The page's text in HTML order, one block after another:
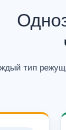
тип